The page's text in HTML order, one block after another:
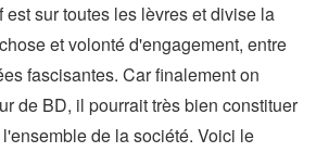
est sur toutes les lèvres et divise la
et volonté d'engagement, entre
fascisantes. Car finalement on
de BD, il pourrait très bien constituer
de la société. Voici le